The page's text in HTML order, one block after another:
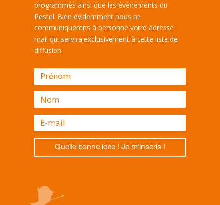
programmés ainsi que les évènements du
Pestel. Bien évidemment nous ne
communiquerons à personne votre adresse
mail qui servira exclusivement à cette liste de
diffusion.
Quelle bonne idée ! Je m'inscris !